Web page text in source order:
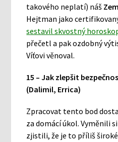
takového neplatí) náš
Hejtman jako
sestavil skvostný
přečetl a pak ozdobný
Víťovi věnoval.
15 – Jak zlepšit
(Dalimil, Errica)
Zpracovat tento bod
za domácí úkol. Vyměnili
zjistili, že je to příliš